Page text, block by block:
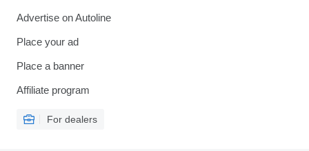
Advertise on Autoline
Place your ad
Place a banner
Affiliate program
For dealers